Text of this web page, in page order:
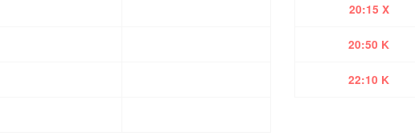
20:15 X
20:50 K
22:10 K